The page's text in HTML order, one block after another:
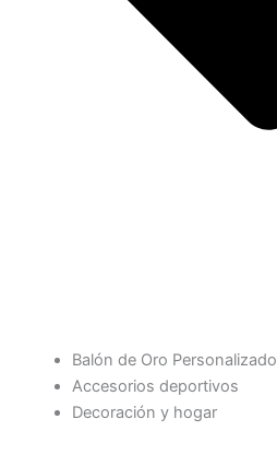
Balón de Oro Personalizado
Accesorios deportivos
Decoración y hogar